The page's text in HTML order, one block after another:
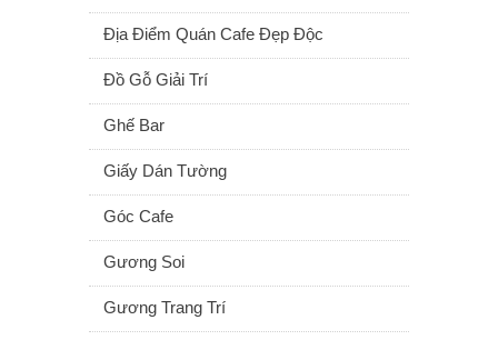
Địa Điểm Quán Cafe Đẹp Độc
Đồ Gỗ Giải Trí
Ghế Bar
Giấy Dán Tường
Góc Cafe
Gương Soi
Gương Trang Trí